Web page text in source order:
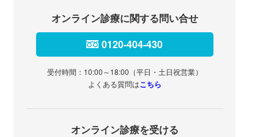
オンライン診療に関する問い合せ
0120-404-430
受付時間：10:00～18:00（平日・土日祝営業）
よくある質問はこちら
オンライン診療を受ける